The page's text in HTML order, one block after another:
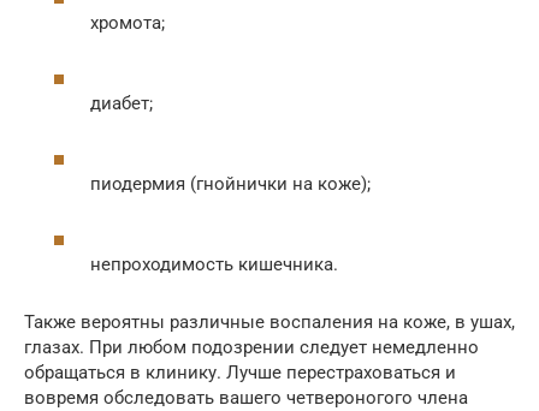
хромота;
диабет;
пиодермия (гнойнички на коже);
непроходимость кишечника.
Также вероятны различные воспаления на коже, в ушах,
глазах. При любом подозрении следует немедленно
обращаться в клинику. Лучше перестраховаться и
вовремя обследовать вашего четвероногого члена